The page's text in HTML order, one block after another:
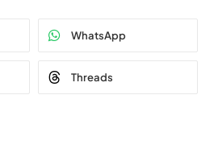
WhatsApp
Threads